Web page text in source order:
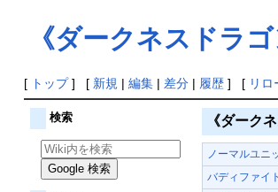
《ダークネスドラ
[ トップ] [ 新規 | 編集| 差分| 履歴] [ リロ
検索 《ダーク
ノーマルユニ
バディファイト